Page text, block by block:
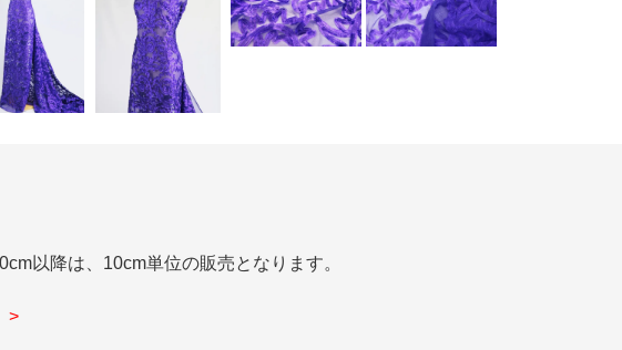
以降は、10cm単位の販売となります。
>